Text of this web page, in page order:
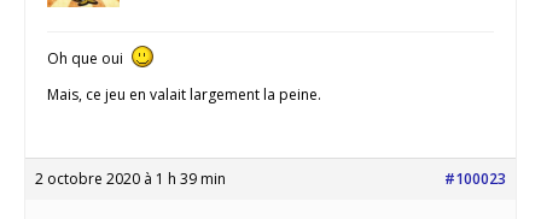
Oh que oui
Mais, ce jeu en valait largement la peine.
2 octobre 2020 à 1 h 39 min #100023